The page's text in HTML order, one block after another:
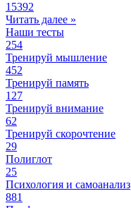
15392
Читать далее »
Наши тесты
254
Тренируй мышление
452
Тренируй память
127
Тренируй внимание
62
Тренируй скорочтение
29
Полиглот
25
Психология и самоанализ
881